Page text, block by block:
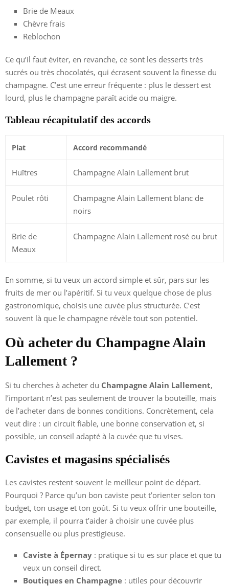
Brie de Meaux
Chèvre frais
Reblochon
Ce qu’il faut éviter, en revanche, ce sont les desserts très
sucrés ou très chocolatés, qui écrasent souvent la finesse du
champagne. C’est une erreur fréquente : plus le dessert est
lourd, plus le champagne paraît acide ou maigre.
Tableau récapitulatif des accords
Plat Accord recommandé
Huîtres Champagne Alain Lallement brut
Poulet rôti
Champagne Alain Lallement blanc de
noirs
Brie de
Meaux
Champagne Alain Lallement rosé ou brut
En somme, si tu veux un accord simple et sûr, pars sur les
fruits de mer ou l’apéritif. Si tu veux quelque chose de plus
gastronomique, choisis une cuvée plus structurée. C’est
souvent là que le champagne révèle tout son potentiel.
Où acheter du Champagne Alain
Lallement ?
Si tu cherches à acheter du Champagne Alain Lallement,
l’important n’est pas seulement de trouver la bouteille, mais
de l’acheter dans de bonnes conditions. Concrètement, cela
veut dire : un circuit fiable, une bonne conservation et, si
possible, un conseil adapté à la cuvée que tu vises.
Cavistes et magasins spécialisés
Les cavistes restent souvent le meilleur point de départ.
Pourquoi ? Parce qu’un bon caviste peut t’orienter selon ton
budget, ton usage et ton goût. Si tu veux offrir une bouteille,
par exemple, il pourra t’aider à choisir une cuvée plus
consensuelle ou plus prestigieuse.
Caviste à Épernay : pratique si tu es sur place et que tu
veux un conseil direct.
Boutiques en Champagne : utiles pour découvrir